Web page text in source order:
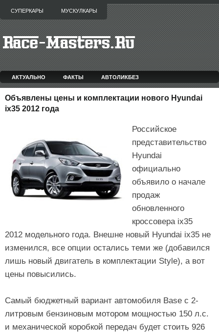
СУПЕРКАРЫ МУСКУЛКАРЫ
АКТУАЛЬНО ФАКТЫ АВТОЛИКБЕЗ
Объявлены цены и комплектации нового Hyundai
ix35 2012 года
Российское
представительство
Hyundai
официально
объявило о начале
продаж
обновленного
кроссовера ix35
2012 модельного года. Внешне новый Hyundai ix35 не
изменился, все опции остались теми же (добавился
лишь новый двигатель в комплектации Style), а вот
цены повысились.
Самый бюджетный вариант автомобиля Base с 2-
литровым бензиновым мотором мощностью 150 л.с.
и механической коробкой передач будет стоить 926